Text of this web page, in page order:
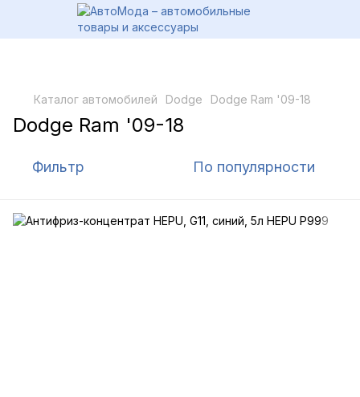
Каталог автомобилей Dodge Dodge Ram '09-18
Dodge Ram '09-18
Фильтр По популярности